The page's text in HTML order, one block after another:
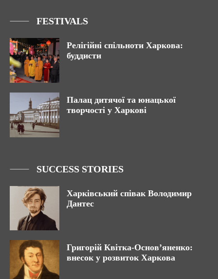
FESTIVALS
Релігійні спільноти Харкова:
буддисти
Палац дитячої та юнацької
творчості у Харкові
SUCCESS STORIES
Харківський співак Володимир
Дантес
Григорій Квітка-Основ’яненко:
внесок у розвиток Харкова